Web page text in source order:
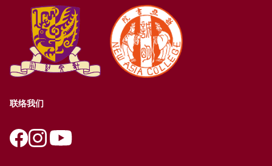
联络我们